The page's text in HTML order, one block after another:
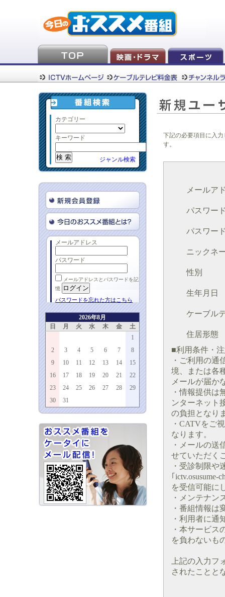
カテゴリー
キーワード
ジャンル検索
メールアドレス
パスワード
メールアドレスとパスワードを記
憶
パスワードを忘れた方はこちら
2026年8月
日
月 火 水 木 金
土
1
2
3 4 5 6 7
8
9
10 11 12 13 14
15
16
17 18 19 20 21
22
23
24 25 26 27 28
29
30
31
下記の必要項目に入
す。
メールア
パスワー
パスワー
ニックネ
性別
生年月日
ケーブル
住居形態
■利用条件・
・ご利用の通
境、または各
メールが届か
・情報提供は
ンターネット
の負担となり
・CATVをご
なります。
・メールの送
せていただく
・受診制限や
｢ictv.osusume-
を受信可能に
・メンテナン
・番組情報は
・利用者に通
・本サービス
を負わないも
上記の入力
されたことと